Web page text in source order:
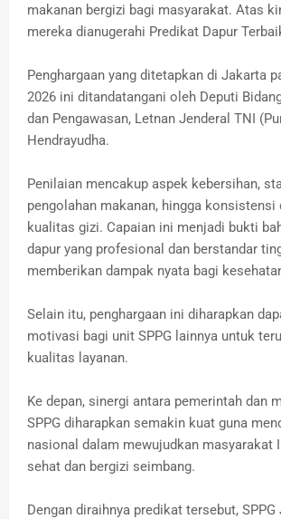
makanan bergizi bagi masyarakat. Atas
mereka dianugerahi Predikat Dapur
Penghargaan yang ditetapkan di Jakarta
2026 ini ditandatangani oleh Deputi
dan Pengawasan, Letnan Jenderal TNI
Hendrayudha.
Penilaian mencakup aspek kebersihan,
pengolahan makanan, hingga konsistensi
kualitas gizi. Capaian ini menjadi bukti
dapur yang profesional dan berstandar
memberikan dampak nyata bagi
Selain itu, penghargaan ini diharapkan
motivasi bagi unit SPPG lainnya untuk
kualitas layanan.
Ke depan, sinergi antara pemerintah dan
SPPG diharapkan semakin kuat guna
nasional dalam mewujudkan masyarakat
sehat dan bergizi seimbang.
Dengan diraihnya predikat tersebut,